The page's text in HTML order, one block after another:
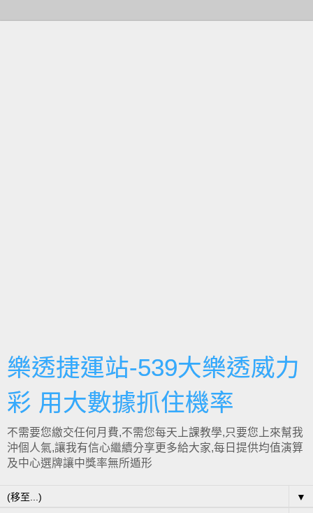
樂透捷運站-539大樂透威力
彩 用大數據抓住機率
不需要您繳交任何月費,不需您每天上課教學,只要您上來幫我
沖個人氣,讓我有信心繼續分享更多給大家,每日提供均值演算
及中心選牌讓中獎率無所遁形
▼